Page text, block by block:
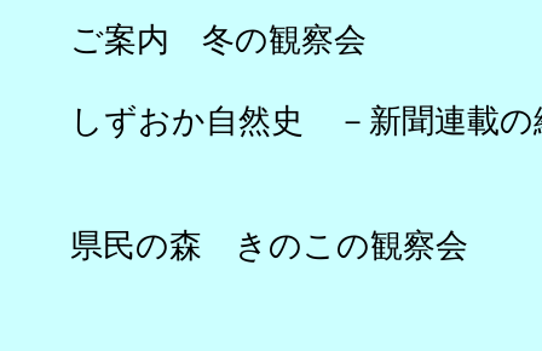
ご案内 冬の観察会
しずおか自然史 －新聞連載の
県民の森 きのこの観察会